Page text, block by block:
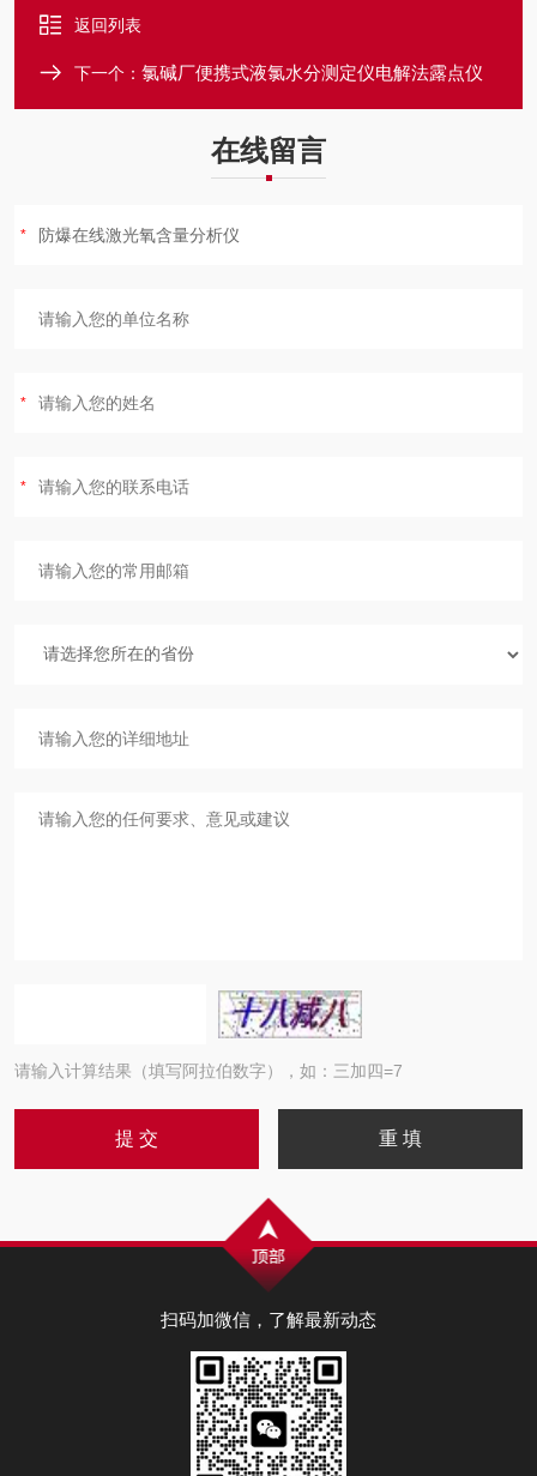
返回列表
下一个： 氯碱厂便携式液氯水分测定仪电解法露点仪
在线留言
请输入计算结果（填写阿拉伯数字），如：三加四=7
扫码加微信，了解最新动态